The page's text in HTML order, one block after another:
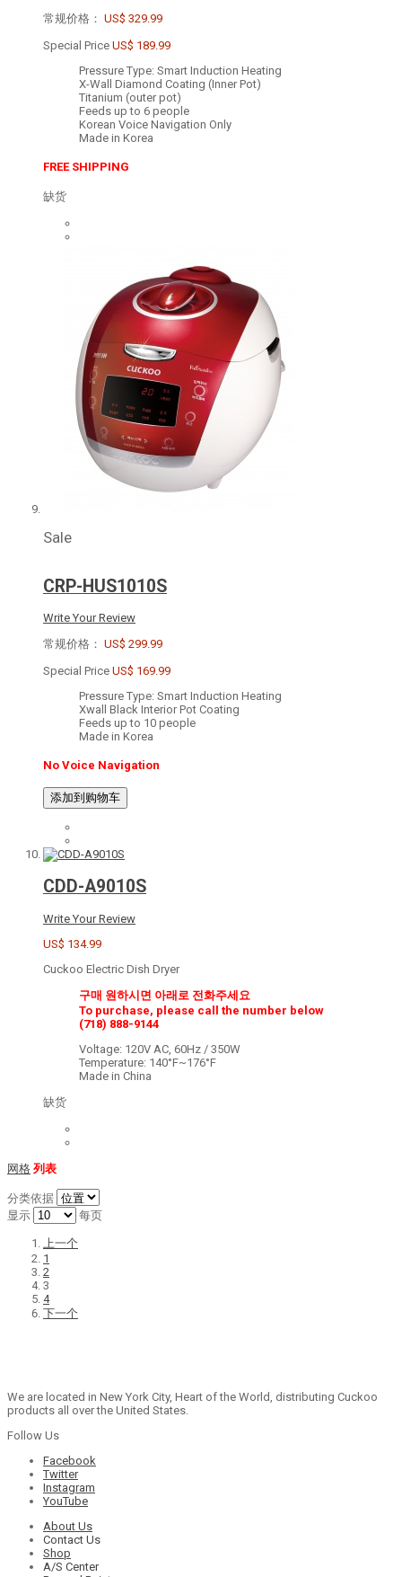
常规价格： US$ 329.99
Special Price US$ 189.99
Pressure Type: Smart Induction Heating
X-Wall Diamond Coating (Inner Pot)
Titanium (outer pot)
Feeds up to 6 people
Korean Voice Navigation Only
Made in Korea
FREE SHIPPING
缺货
Sale
CRP-HUS1010S
Write Your Review
常规价格： US$ 299.99
Special Price US$ 169.99
Pressure Type: Smart Induction Heating
Xwall Black Interior Pot Coating
Feeds up to 10 people
Made in Korea
No Voice Navigation
添加到购物车
CDD-A9010S
Write Your Review
US$ 134.99
Cuckoo Electric Dish Dryer
구매 원하시면 아래로 전화주세요
To purchase, please call the number below
(718) 888-9144
Voltage: 120V AC, 60Hz / 350W
Temperature: 140°F~176°F
Made in China
缺货
网格 列表
分类依据
显示
每页
上一个
1
2
3
4
下一个
We are located in New York City, Heart of the World, distributing Cuckoo
products all over the United States.
Follow Us
Facebook
Twitter
Instagram
YouTube
About Us
Contact Us
Shop
A/S Center